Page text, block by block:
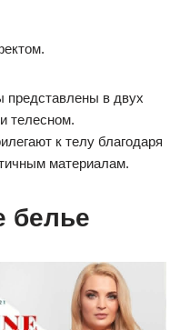
в двух
телесном.
к телу благодаря
материалам.
белье